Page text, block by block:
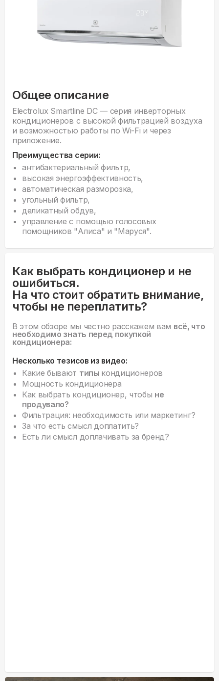
Общее описание
Electrolux Smartline DC — серия инверторных
кондиционеров с высокой фильтрацией воздуха
и возможностью работы по Wi-Fi и через
приложение.
Преимущества серии:
антибактериальный фильтр,
высокая энергоэффективность,
автоматическая разморозка,
угольный фильтр,
деликатный обдув,
управление с помощью голосовых
помощников "Алиса" и "Маруся".
Как выбрать кондиционер и не
ошибиться.
На что стоит обратить внимание,
чтобы не переплатить?
В этом обзоре мы честно расскажем вам всё, что
необходимо знать перед покупкой
кондиционера:
Несколько тезисов из видео:
Какие бывают типы кондиционеров
Мощность кондиционера
Как выбрать кондиционер, чтобы не
продувало?
Фильтрация: необходимость или маркетинг?
За что есть смысл доплатить?
Есть ли смысл доплачивать за бренд?